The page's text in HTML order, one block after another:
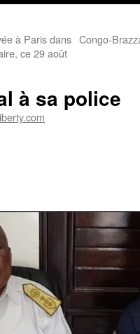
à Paris dans
ce 29 août
Congo-
à sa police